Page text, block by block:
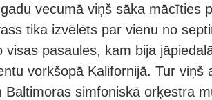
vecumā viņš sāka mācīties
tika izvēlēts par vienu no
visas pasaules, kam bija
vorkšopā Kalifornijā. Tur viņš
Baltimoras simfoniskā orķestra